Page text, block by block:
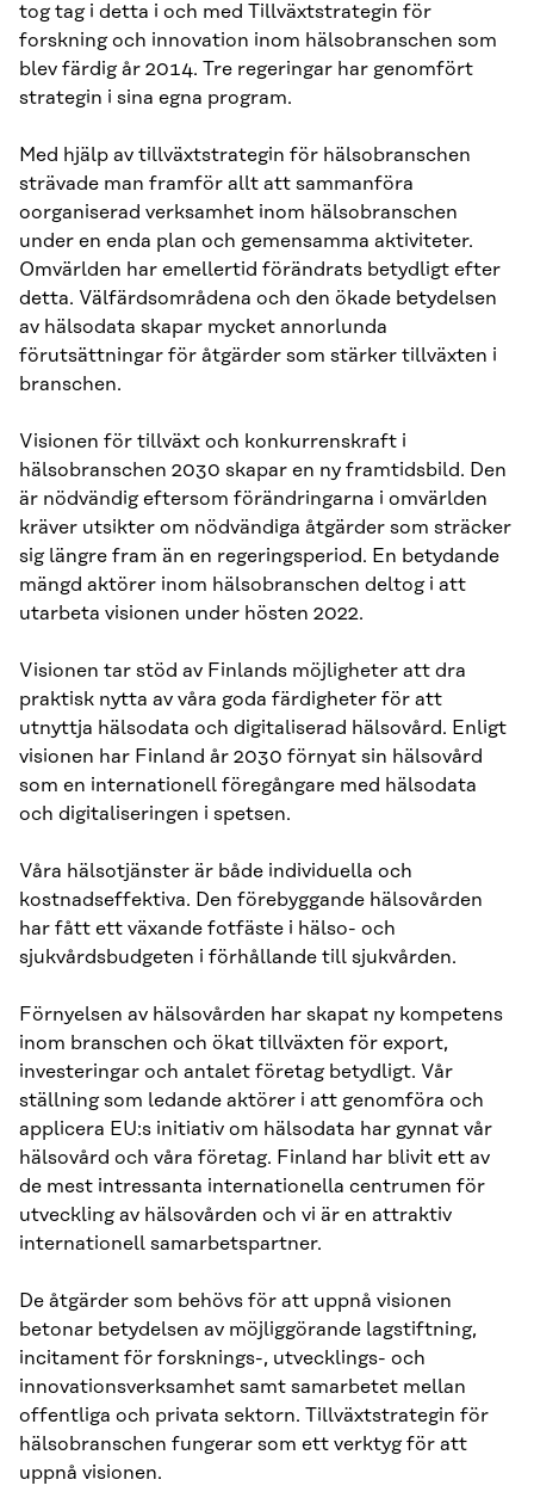
tog tag i detta i och med Tillväxtstrategin för
forskning och innovation inom hälsobranschen som
blev färdig år 2014. Tre regeringar har genomfört
strategin i sina egna program.
Med hjälp av tillväxtstrategin för hälsobranschen
strävade man framför allt att sammanföra
oorganiserad verksamhet inom hälsobranschen
under en enda plan och gemensamma aktiviteter.
Omvärlden har emellertid förändrats betydligt efter
detta. Välfärdsområdena och den ökade betydelsen
av hälsodata skapar mycket annorlunda
förutsättningar för åtgärder som stärker tillväxten i
branschen.
Visionen för tillväxt och konkurrenskraft i
hälsobranschen 2030 skapar en ny framtidsbild. Den
är nödvändig eftersom förändringarna i omvärlden
kräver utsikter om nödvändiga åtgärder som sträcker
sig längre fram än en regeringsperiod. En betydande
mängd aktörer inom hälsobranschen deltog i att
utarbeta visionen under hösten 2022.
Visionen tar stöd av Finlands möjligheter att dra
praktisk nytta av våra goda färdigheter för att
utnyttja hälsodata och digitaliserad hälsovård. Enligt
visionen har Finland år 2030 förnyat sin hälsovård
som en internationell föregångare med hälsodata
och digitaliseringen i spetsen.
Våra hälsotjänster är både individuella och
kostnadseffektiva. Den förebyggande hälsovården
har fått ett växande fotfäste i hälso- och
sjukvårdsbudgeten i förhållande till sjukvården.
Förnyelsen av hälsovården har skapat ny kompetens
inom branschen och ökat tillväxten för export,
investeringar och antalet företag betydligt. Vår
ställning som ledande aktörer i att genomföra och
applicera EU:s initiativ om hälsodata har gynnat vår
hälsovård och våra företag. Finland har blivit ett av
de mest intressanta internationella centrumen för
utveckling av hälsovården och vi är en attraktiv
internationell samarbetspartner.
De åtgärder som behövs för att uppnå visionen
betonar betydelsen av möjliggörande lagstiftning,
incitament för forsknings-, utvecklings- och
innovationsverksamhet samt samarbetet mellan
offentliga och privata sektorn. Tillväxtstrategin för
hälsobranschen fungerar som ett verktyg för att
uppnå visionen.